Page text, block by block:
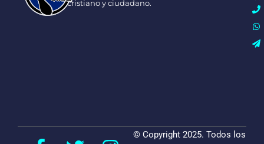
cristiano y ciudadano.
© Copyright 2025. Todos los